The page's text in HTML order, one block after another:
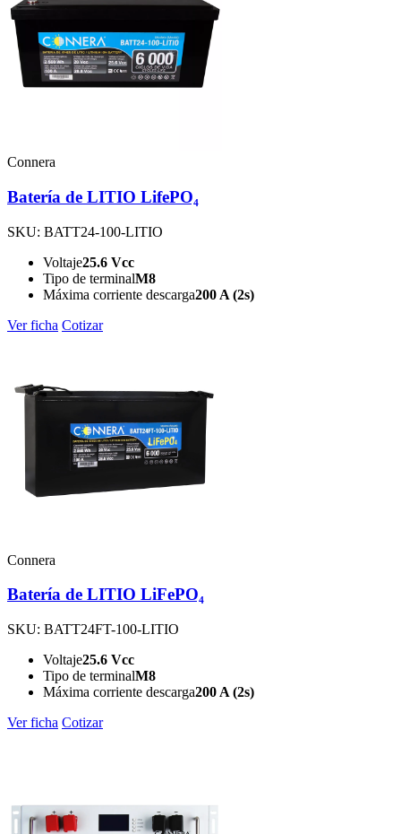
Connera
Batería de LITIO LifePO₄
SKU: BATT24-100-LITIO
Voltaje25.6 Vcc
Tipo de terminalM8
Máxima corriente descarga200 A (2s)
Ver ficha Cotizar
Connera
Batería de LITIO LiFePO₄
SKU: BATT24FT-100-LITIO
Voltaje25.6 Vcc
Tipo de terminalM8
Máxima corriente descarga200 A (2s)
Ver ficha Cotizar